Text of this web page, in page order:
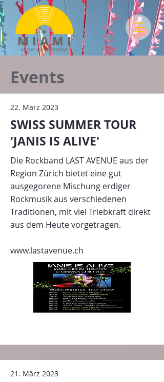
Events
22. März 2023
SWISS SUMMER TOUR
'JANIS IS ALIVE'
Die Rockband LAST AVENUE aus der
Region Zürich bietet eine gut
ausgegorene Mischung erdiger
Rockmusik aus verschiedenen
Traditionen, mit viel Triebkraft direkt
aus dem Heute vorgetragen.
www.lastavenue.ch
21. März 2023